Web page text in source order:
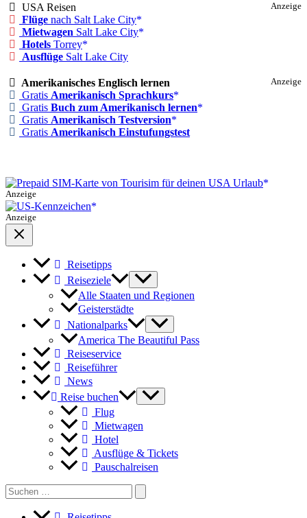
Anzeige
USA Reisen
Flüge nach Salt Lake City
Mietwagen Salt Lake City
Hotels Torrey
Ausflüge Salt Lake City
Anzeige
Amerikanisches Englisch lernen
Gratis Amerikanisch Sprachkurs
Gratis Buch zum Amerikanisch lernen
Gratis Amerikanisch Testversion
Gratis Amerikanisch Einstufungstest
Anzeige
Anzeige
Reisetipps
Reiseziele
Alle Staaten und Regionen
Geisterstädte
Nationalparks
America The Beautiful Pass
Reiseservice
Reiseführer
News
Reise buchen
Flug
Mietwagen
Hotel
Ausflüge & Tickets
Pauschalreisen
Search
for: